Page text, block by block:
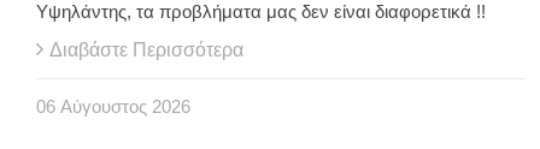
Υψηλάντης, τα προβλήματα μας δεν είναι διαφορετικά !!
Διαβάστε Περισσότερα
06 Αύγουστος 2026